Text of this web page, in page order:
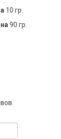
10 гр.
90 гр.